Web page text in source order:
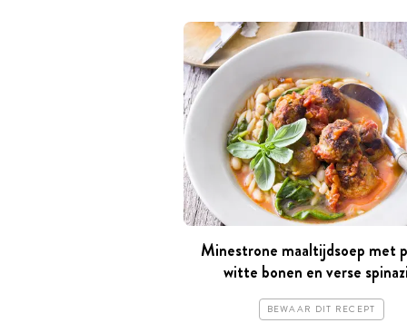
Minestrone maaltijdsoep met
witte bonen en verse
BEWAAR DIT RECEPT